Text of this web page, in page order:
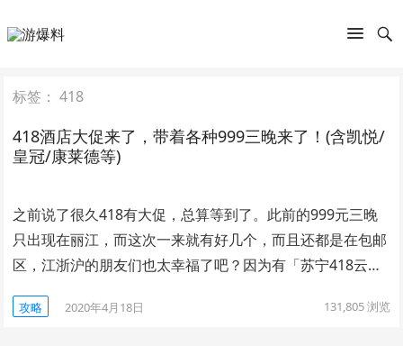
标签：418
418酒店大促来了，带着各种999三晚来了！(含凯悦/
皇冠/康莱德等)
之前说了很久418有大促，总算等到了。此前的999元三晚
只出现在丽江，而这次一来就有好几个，而且还都是在包邮
区，江浙沪的朋友们也太幸福了吧？因为有「苏宁418云…
攻略 2020年4月18日 131,805浏览